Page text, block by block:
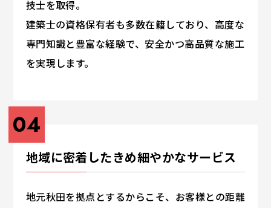
技士を取得。
建築士の資格保有者も多数在籍しており、高度な
専門知識と豊富な経験で、安全かつ高品質な施工
を実現します。
04
地域に密着したきめ細やかなサービス
地元秋田を拠点とするからこそ、お客様との距離